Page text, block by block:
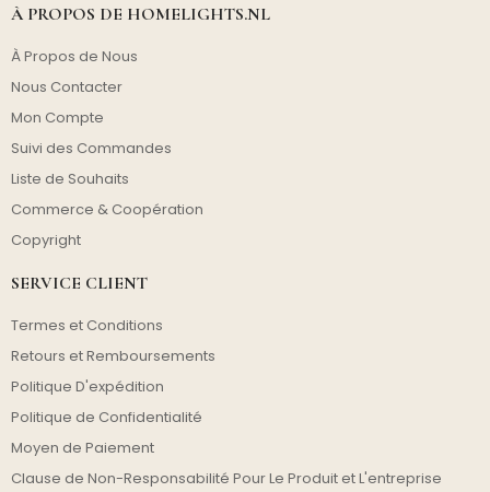
À PROPOS DE HOMELIGHTS.NL
À Propos de Nous
Nous Contacter
Mon Compte
Suivi des Commandes
Liste de Souhaits
Commerce & Coopération
Copyright
SERVICE CLIENT
Termes et Conditions
Retours et Remboursements
Politique D'expédition
Politique de Confidentialité
Moyen de Paiement
Clause de Non-Responsabilité Pour Le Produit et L'entreprise